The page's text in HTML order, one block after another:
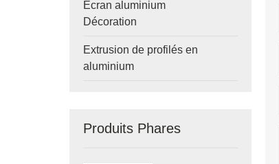
Écran aluminium
Décoration
Extrusion de profilés en
aluminium
Produits Phares